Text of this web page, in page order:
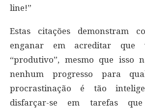
line!”
Estas citações demonstram
enganar em acreditar que
“produtivo”, mesmo que isso
nenhum progresso para
procrastinação é tão
disfarçar-se em tarefas